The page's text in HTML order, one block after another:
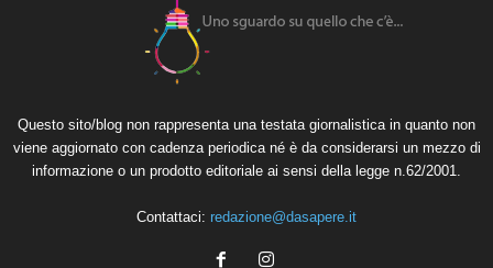
Questo sito/blog non rappresenta una testata giornalistica in quanto non
viene aggiornato con cadenza periodica né è da considerarsi un mezzo di
informazione o un prodotto editoriale ai sensi della legge n.62/2001.
Contattaci: redazione@dasapere.it